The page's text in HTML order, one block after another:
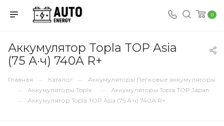
0
Аккумулятор Topla TOP Asia
(75 А·ч) 740A R+
Главная — Каталог — Аккумуляторы Легковые аккумуляторы
— Аккумуляторы Topla — Аккумуляторы Topla TOP Japan
— Аккумулятор Topla TOP Asia (75 А·ч) 740A R+